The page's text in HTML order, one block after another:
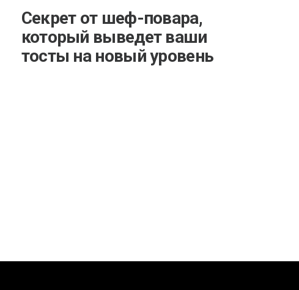
Секрет от шеф-повара,
который выведет ваши
тосты на новый уровень